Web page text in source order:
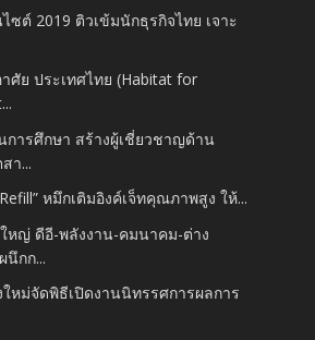
ซต์ 2019 ติวเข้มนักธุรกิจไทย เจาะ
ศัย ประเทศไทย (Habitat for
การศึกษา สร้างผู้เชี่ยวชาญด้าน
า...
หมึกเติมอิงค์เจ็ทคุณภาพสูง ให้...
หญ่ ดีอี-พลังงาน-คมนาคม-ต่าง
นึกก...
ใหม่จัดพิธีเปิดงานนิทรรศการผลการ